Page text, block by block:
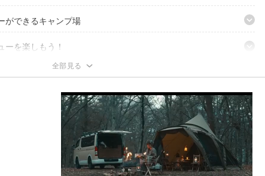
ができるキャンプ場
を楽しもう！